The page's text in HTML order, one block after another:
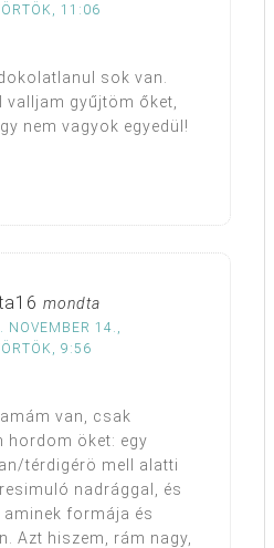
11:06
sok van.
valljam gyűjtöm őket,
nem vagyok egyedül!
mondta
NOVEMBER 14.,
9:56
van, csak
hordom öket: egy
térdigérö mell alatti
nadrággal, és
formája és
Azt hiszem, rám nagy,